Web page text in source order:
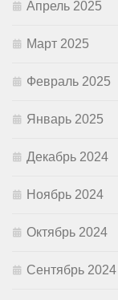
Апрель 2025
Март 2025
Февраль 2025
Январь 2025
Декабрь 2024
Ноябрь 2024
Октябрь 2024
Сентябрь 2024